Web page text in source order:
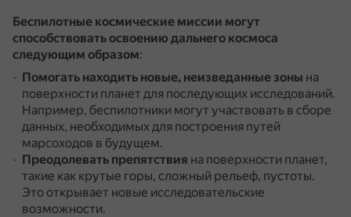
Беспилотные космические миссии могут
способствовать освоению дальнего космоса
следующим образом:
Помогать находить новые, неизведанные зоны на
поверхности планет для последующих исследований.
Например, беспилотники могут участвовать в сборе
данных, необходимых для построения путей
марсоходов в будущем.
Преодолевать препятствия на поверхности планет,
такие как крутые горы, сложный рельеф, пустоты.
Это открывает новые исследовательские
возможности.